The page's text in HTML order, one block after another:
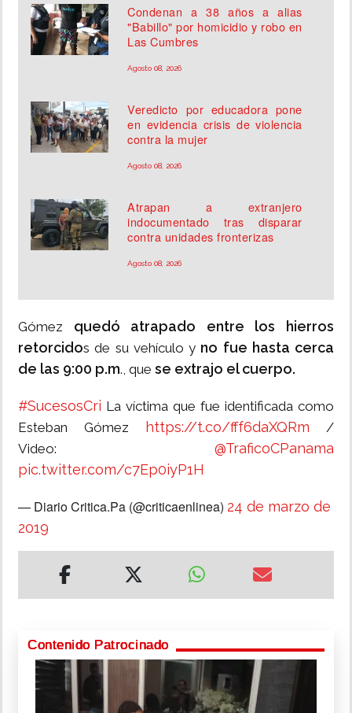
Condenan a 38 años a alias
"Babillo" por homicidio y robo en
Las Cumbres
Agosto 08, 2026
Veredicto por educadora pone
en evidencia crisis de violencia
contra la mujer
Agosto 08, 2026
Atrapan a extranjero
indocumentado tras disparar
contra unidades fronterizas
Agosto 08, 2026
Gómez quedó atrapado entre los hierros
retorcidos de su vehículo y no fue hasta cerca
de las 9:00 p.m., que se extrajo el cuerpo.
#SucesosCri La víctima que fue identificada como
Esteban Gómez
https://t.co/fff6daXQRm /
Video: @TraficoCPanama
pic.twitter.com/c7Ep0iyP1H
— Diario Critica.Pa (@criticaenlinea) 24 de marzo de
2019
Contenido Patrocinado